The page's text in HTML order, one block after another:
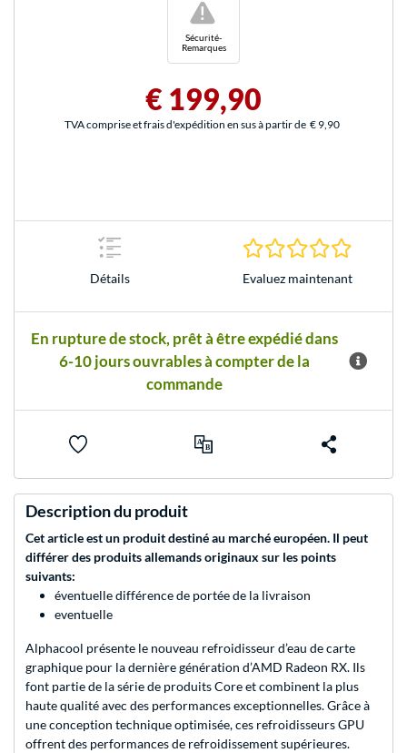
Sécurité-
Remarques
!
€ 199,90
TVA comprise et frais d'expédition en sus à partir de € 9,90
Détails Evaluez maintenant
En rupture de stock, prêt à être expédié dans
6-10 jours ouvrables à compter de la
commande
Description du produit
Cet article est un produit destiné au marché européen. Il peut
différer des produits allemands originaux sur les points
suivants:
éventuelle différence de portée de la livraison
eventuelle
Alphacool présente le nouveau refroidisseur d’eau de carte
graphique pour la dernière génération d’AMD Radeon RX. Ils
font partie de la série de produits Core et combinent la plus
haute qualité avec des performances exceptionnelles. Grâce à
une conception technique optimisée, ces refroidisseurs GPU
offrent des performances de refroidissement supérieures.